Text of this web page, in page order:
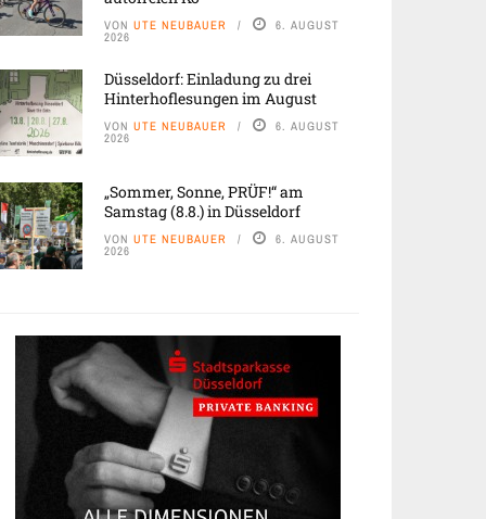
VON UTE NEUBAUER 6. AUGUST
2026
Düsseldorf: Einladung zu drei
Hinterhoflesungen im August
VON UTE NEUBAUER 6. AUGUST
2026
„Sommer, Sonne, PRÜF!“ am
Samstag (8.8.) in Düsseldorf
VON UTE NEUBAUER 6. AUGUST
2026